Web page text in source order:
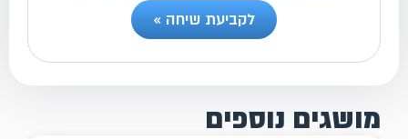
לקביעת שיחה »
מושגים נוספים